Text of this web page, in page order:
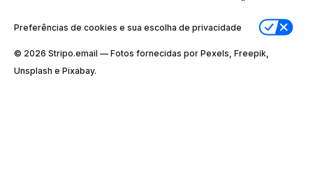
Preferências de cookies e sua escolha de privacidade
© 2026 Stripо.email — Fotos fornecidas por Pexels, Freepik,
Unsplash e Pixabay.